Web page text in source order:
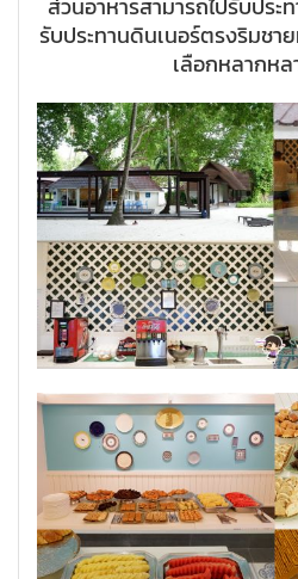
ส่วนอาหารสามารถไปรับประ
รับประทานดินเนอร์ตรงริมชา
เลือกหลากห